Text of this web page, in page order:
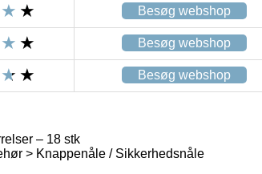
Besøg webshop
Besøg webshop
Besøg webshop
– 18 stk
> Knappenåle / Sikkerhedsnåle